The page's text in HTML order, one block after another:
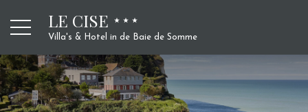
LE CISE
Villa's & Hotel in de Baie de Somme